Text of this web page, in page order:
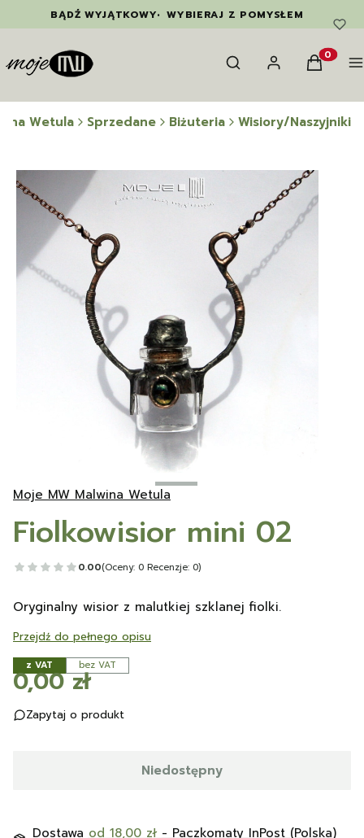
BĄDŹ WYJĄTKOWY• WYBIERAJ Z POMYSŁEM
Otwórz wyszukiwarkę
Szukaj Zaloguj sięKoszyk
Wetula Sprzedane Biżuteria Wisiory/Naszyjniki
Moje MW Malwina Wetula
Fiolkowisior mini 02
0.00(Oceny: 0 Recenzje: 0)
Oryginalny wisior z malutkiej szklanej fiolki.
Przejdź do pełnego opisu
z VAT bez VAT
Cena
0,00 zł
Zapytaj o produkt
Niedostępny
Dostawa od 18,00 zł - Paczkomaty InPost (Polska)